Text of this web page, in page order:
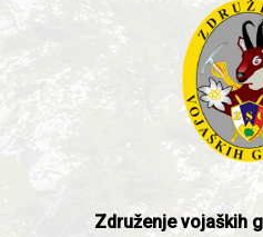
Združenje vojaških